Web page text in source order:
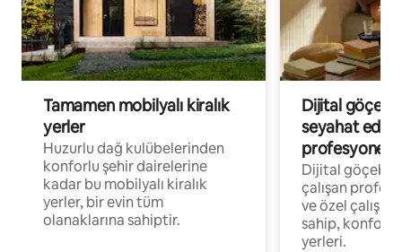
Tamamen mobilyalı kiralık
yerler
Huzurlu dağ kulübelerinden
konforlu şehir dairelerine
kadar bu mobilyalı kiralık
yerler, bir evin tüm
olanaklarına sahiptir.
Dijital
seyahat eden
Dijital
çalışan
ve özel
sahip,
yerleri.